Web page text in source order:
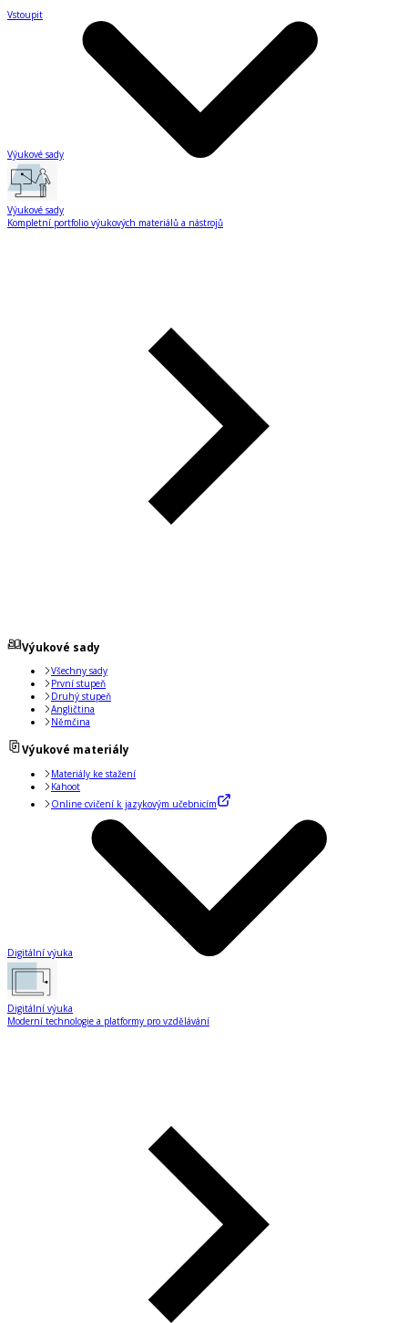
Vstoupit
Výukové sady
Výukové sady
Kompletní portfolio výukových materiálů a nástrojů
Výukové sady
Všechny sady
První stupeň
Druhý stupeň
Angličtina
Němčina
Výukové materiály
Materiály ke stažení
Kahoot
Online cvičení k jazykovým učebnicím
Digitální výuka
Digitální výuka
Moderní technologie a platformy pro vzdělávání